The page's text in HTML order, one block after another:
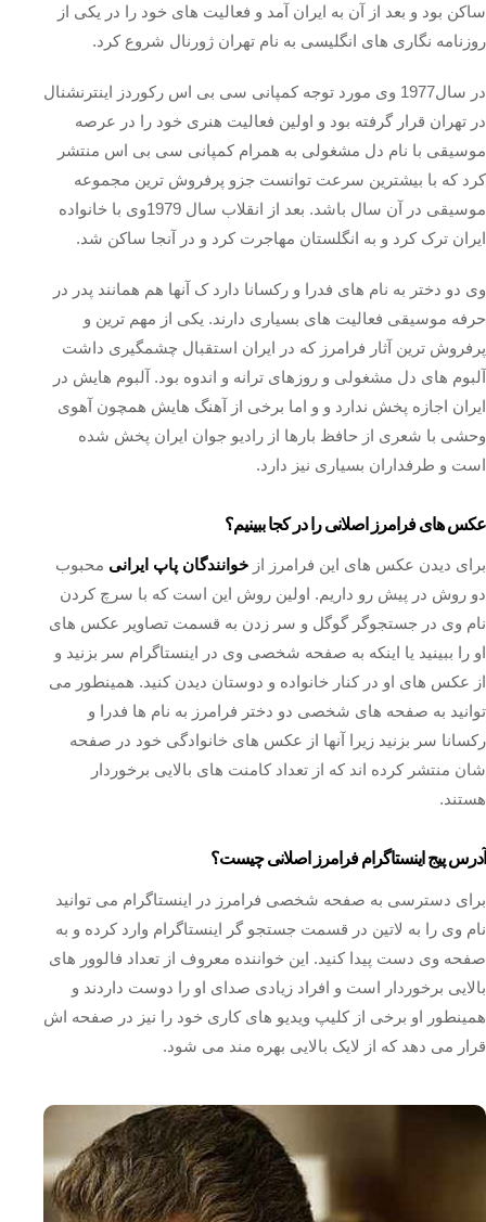
ساکن بود و بعد از آن به ایران آمد و فعالیت های خود را در یکی از
روزنامه نگاری های انگلیسی به نام تهران ژورنال شروع کرد.
در سال1977 وی مورد توجه کمپانی سی بی اس رکوردز اینترنشنال
در تهران قرار گرفته بود و اولین فعالیت هنری خود را در عرصه
موسیقی با نام دل مشغولی به همرام کمپانی سی بی اس منتشر
کرد که با بیشترین سرعت توانست جزو پرفروش ترین مجموعه
موسیقی در آن سال باشد. بعد از انقلاب سال 1979وی با خانواده
ایران ترک کرد و به انگلستان مهاجرت کرد و در آنجا ساکن شد.
وی دو دختر به نام های فدرا و رکسانا دارد ک آنها هم همانند پدر در
حرفه موسیقی فعالیت های بسیاری دارند. یکی از مهم ترین و
پرفروش ترین آثار فرامرز که در ایران استقبال چشمگیری داشت
آلبوم های دل مشغولی و روزهای ترانه و اندوه بود. آلبوم هایش در
ایران اجازه پخش ندارد و و اما برخی از آهنگ هایش همچون آهوی
وحشی با شعری از حافظ بارها از رادیو جوان ایران پخش شده
است و طرفداران بسیاری نیز دارد.
عکس های فرامرز اصلانی را در کجا ببینیم؟
برای دیدن عکس های این فرامرز از خوانندگان پاپ ایرانی محبوب
دو روش در پیش رو داریم. اولین روش این است که با سرچ کردن
نام وی در جستجوگر گوگل و سر زدن به قسمت تصاویر عکس های
او را ببینید یا اینکه به صفحه شخصی وی در اینستاگرام سر بزنید و
از عکس های او در کنار خانواده و دوستان دیدن کنید. همینطور می
توانید به صفحه های شخصی دو دختر فرامرز به نام ها فدرا و
رکسانا سر بزنید زیرا آنها از عکس های خانوادگی خود در صفحه
شان منتشر کرده اند که از تعداد کامنت های بالایی برخوردار
هستند.
آدرس پیج اینستاگرام فرامرز اصلانی چیست؟
برای دسترسی به صفحه شخصی فرامرز در اینستاگرام می توانید
نام وی را به لاتین در قسمت جستجو گر اینستاگرام وارد کرده و به
صفحه وی دست پیدا کنید. این خواننده معروف از تعداد فالوور های
بالایی برخوردار است و افراد زیادی صدای او را دوست داردند و
همینطور او برخی از کلیپ ویدیو های کاری خود را نیز در صفحه اش
قرار می دهد که از لایک بالایی بهره مند می شود.